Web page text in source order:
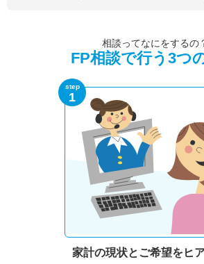
相談ってなにをするの
FP相談で行う3つ
step
1
家計の現状と ご希望をヒ